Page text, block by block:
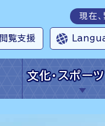
現在
閲覧支援
文化・スポー